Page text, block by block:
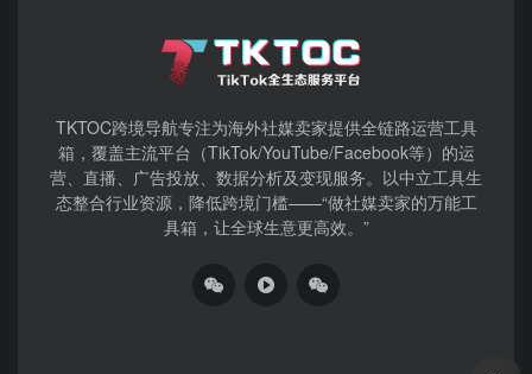
TKTOC跨境导航​专注为海外社媒卖家提供全链路运营工具
箱，覆盖主流平台（TikTok/YouTube/Facebook等）​的运
营、直播、广告投放、数据分析及变现服务。以中立工具生
态整合行业资源，降低跨境门槛——“做社媒卖家的万能工
具箱，让全球生意更高效。”